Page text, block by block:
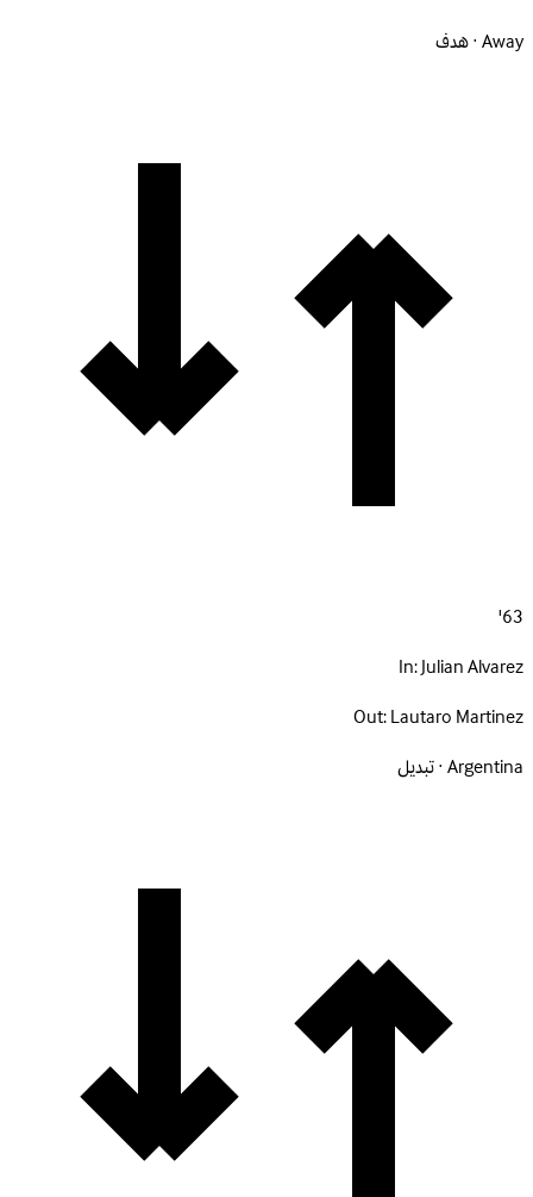
Away · هدف
63'
In:Julian Alvarez
Out:Lautaro Martinez
Argentina · تبديل